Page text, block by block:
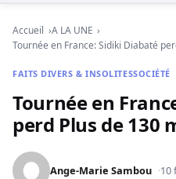
Accueil
A LA UNE
Tournée en France: Sidiki Diabaté
FAITS DIVERS & INSOLITESSOCIÉTÉ
Tournée en
perd Plus de 130
Ange-Marie Sambou 10